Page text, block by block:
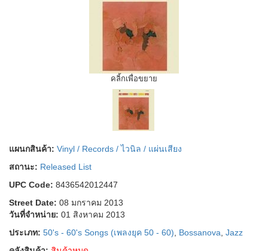
คลิ้กเพื่อขยาย
แผนกสินค้า: Vinyl / Records / ไวนิล / แผ่นเสียง
สถานะ: Released List
UPC Code: 8436542012447
Street Date: 08 มกราคม 2013
วันที่จำหน่าย: 01 สิงหาคม 2013
ประเภท: 50's - 60's Songs (เพลงยุค 50 - 60) Bossanova Jazz